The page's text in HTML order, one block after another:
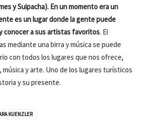
y Suipacha). En un momento era un
es un lugar donde la gente puede
conocer a sus artistas favoritos. El
mediante una birra y música se puede
con todos los lugares que nos ofrece,
y arte. Uno de los lugares turísticos
y su presente.
KUENZLER